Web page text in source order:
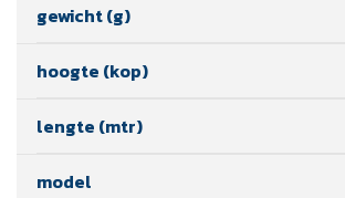
gewicht (g)
hoogte (kop)
lengte (mtr)
model